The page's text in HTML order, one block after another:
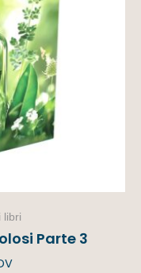
libri
Parte 3